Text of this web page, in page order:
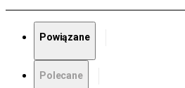
Powiązane
Polecane